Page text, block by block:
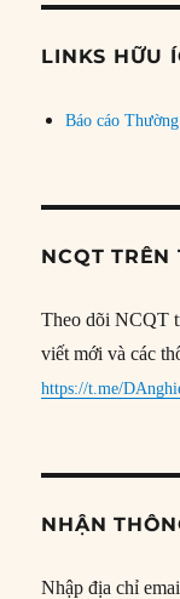
đề
LINKS HỮU
Báo cáo
NCQT TRÊN
Theo dõi NCQT
viết mới và các
https://t.me/
NHẬN
Nhập địa chỉ